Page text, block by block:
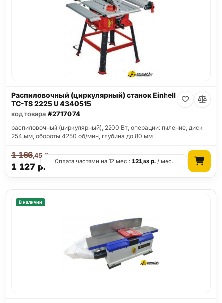
Распиловочный (циркулярный) станок Einhell
TC-TS 2225 U 4340515
код товара #2717074
распиловочный (циркулярный), 2200 Вт, операции: пиление, диск
254 мм, обороты 4250 об/мин, глубина до 80 мм
1 127 р.
1 166,45р.
Оплата частями на 12 мес.:121,58 р. / мес.
В наличии